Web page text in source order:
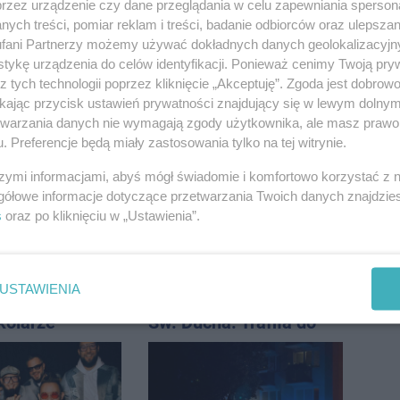
burze.
nad
Silny wiatr łamał
drzewa i uszkodził
dach. To nie koniec
ostrzeżeń
Tak 21
z
Św. Ducha. Trafiła do
szpitala
urządzenie czy dane przeglądania w celu zapewniania
treści, pomiar reklam i treści, badanie odbiorców oraz
Partnerzy możemy używać dokładnych danych
urządzenia do celów identyfikacji. Ponieważ cenimy Twoją
tych technologii poprzez kliknięcie „Akceptuję”. Zgoda jest
przycisk ustawień prywatności znajdujący się w lewym
danych nie wymagają zgody użytkownika, ale masz
Preferencje będą miały zastosowania tylko na tej witrynie.
informacjami, abyś mógł świadomie i komfortowo korzystać z
informacje dotyczące przetwarzania Twoich danych
oraz po kliknięciu w „Ustawienia”.
USTAWIENIA